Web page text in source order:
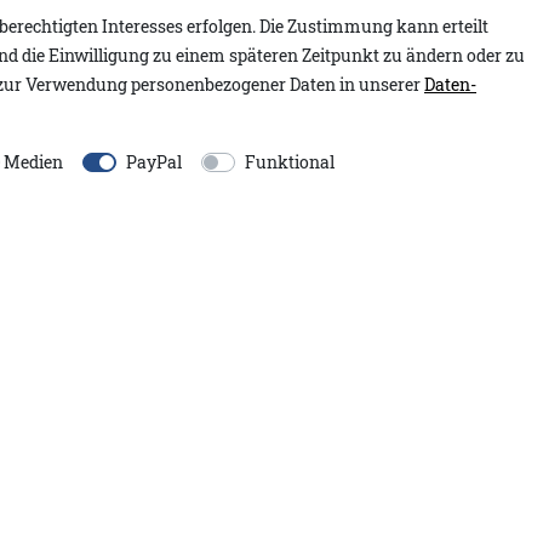
verkörpert maritimen
angenehm warm und
Die kurze Knopfleiste mit
während das
feine Akzente setzt.
Artikelnummer:
Modell:Janik A&Co
EU-Verantwortlicher:
Interesses erfolgen. Die Zustimmung kann erteilt
die Einwilligung zu einem späteren Zeitpunkt zu ändern oder zu
Verwendung personenbezogener Daten in unsererDaten­
PayPal
Funktional